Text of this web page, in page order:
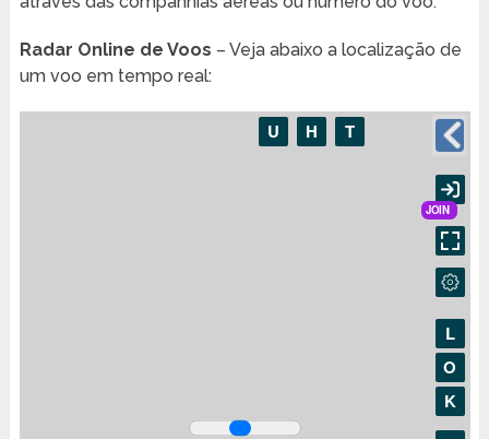
Radar Online de Voos – Veja abaixo a localização de
um voo em tempo real: